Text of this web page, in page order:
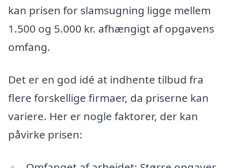
kan prisen for slamsugning ligge mellem
1.500 og 5.000 kr. afhængigt af opgavens
omfang.
Det er en god idé at indhente tilbud fra
flere forskellige firmaer, da priserne kan
variere. Her er nogle faktorer, der kan
påvirke prisen: